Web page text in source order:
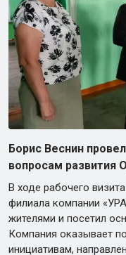
Борис Веснин
вопросам развития
В ходе рабочего
филиала компании
жителями и посетил
Компания оказывает
инициативам,